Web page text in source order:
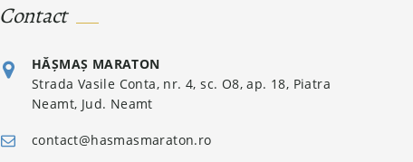
Contact
HĂȘMAȘ MARATON
Strada Vasile Conta, nr. 4, sc. O8, ap. 18, Piatra
Neamt, Jud. Neamt
contact@hasmasmaraton.ro